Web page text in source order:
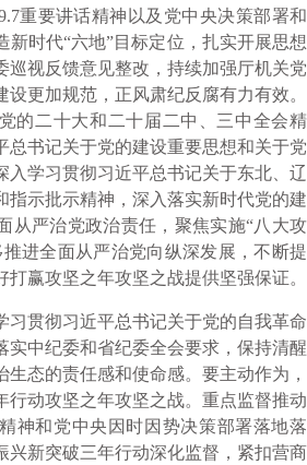
重要讲话精神以及党中央决策部署和
新时代“六地”目标定位，扎实开展思想
巡视反馈意见整改，持续加强厅机关党
更加规范，正风肃纪反腐有力有效。
的二十大和二十届二中、三中全会精
总书记关于党的建设重要思想和关于党
入学习贯彻习近平总书记关于东北、辽
指示批示精神，深入落实新时代党的建
从严治党政治责任，聚焦实施“八大攻
进全面从严治党向纵深发展，不断提
赢攻坚之年攻坚之战提供坚强保证。
贯彻习近平总书记关于党的自我革命
实中纪委和省纪委全会要求，保持清醒
态的责任感和使命感。要主动作为，
行动攻坚之年攻坚之战。重点监督推动
神和党中央因时因势决策部署落地落
兴新突破三年行动深化监督，紧扣营商